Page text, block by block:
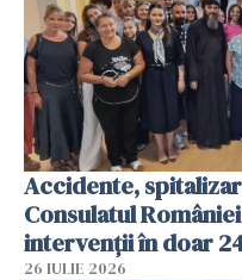
Accidente,
Consulatul
intervenții în doar
26 IULIE 2026